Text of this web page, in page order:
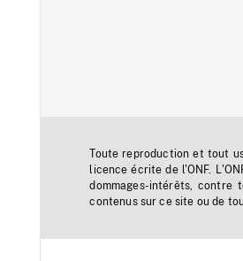
Toute reproduction et tout
licence écrite de l'ONF.
dommages-intérêts, contre
contenus sur ce site ou de